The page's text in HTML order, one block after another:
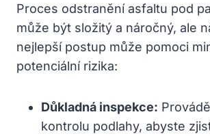
Proces odstranění asfaltu pod
může být složitý a náročný, ale
nejlepší postup může pomoci
potenciální rizika:
Důkladná inspekce:
kontrolu podlahy, abyste